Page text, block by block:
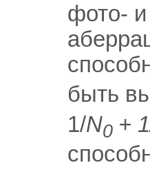
фото- и
быть
1/N0 +